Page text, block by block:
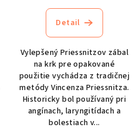
produktu
je
4,8
hviezdičiek.
Detail
Vylepšený Priessnitzov zábal
na krk pre opakované
použitie vychádza z tradičnej
metódy Vincenza Priessnitza.
Historicky bol používaný pri
angínach, laryngitídach a
bolestiach v...